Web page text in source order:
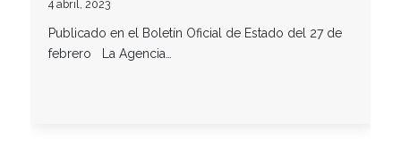
4 abril, 2023
Publicado en el Boletín Oficial de Estado del 27 de
febrero La Agencia…